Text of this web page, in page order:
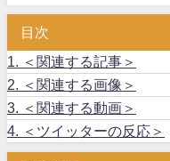
目次
1.
＜関連する記事＞
2.
＜関連する画像＞
3.
＜関連する動画＞
4.
＜ツイッターの反応＞